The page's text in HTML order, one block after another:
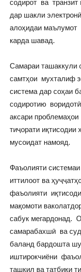
содирот ва
дар шакли
алоҳидаи
карда шавад.
Самараи ташаккули
самтҳои мухталиф
система дар соҳаи
содиротию
аксари
тиҷорати иқтисодии
мусоидат намояд.
Фаъолияти системаи
иттилоот ва
фаъолияти
мақомоти
сабук мегардонад.
самарабахшӣ ва
баланд бардошта
иштирокчиёни
ташкил ва татбиқи